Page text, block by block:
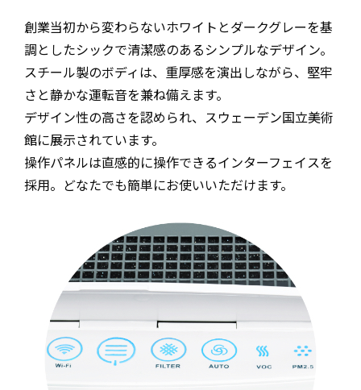
創業当初から変わらないホワイトとダークグレーを基
調としたシックで清潔感のあるシンプルなデザイン。
スチール製のボディは、重厚感を演出しながら、堅牢
さと静かな運転音を兼ね備えます。
デザイン性の高さを認められ、スウェーデン国立美術
館に展示されています。
操作パネルは直感的に操作できるインターフェイスを
採用。どなたでも簡単にお使いいただけます。